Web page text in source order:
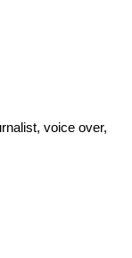
voice over,